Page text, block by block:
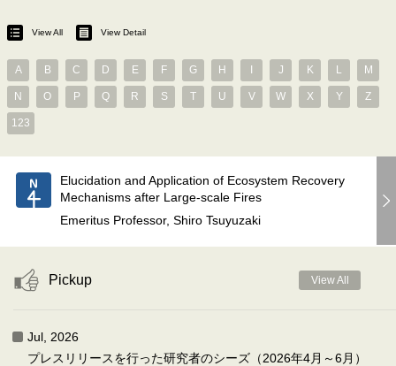
View All View Detail
A B C D E F G H J K L M
N O P Q R S T U V W X Y Z
123
Elucidation and Application of Ecosystem Recovery
Mechanisms after Large-scale Fires
Emeritus Professor, Shiro Tsuyuzaki
Pickup View All
Jul, 2026
プレスリリースを行った研究者のシーズ（2026年4月～6月）